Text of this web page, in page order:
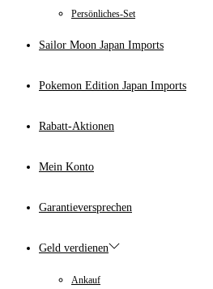
Persönliches-Set
Sailor Moon Japan Imports
Pokemon Edition Japan Imports
Rabatt-Aktionen
Mein Konto
Garantieversprechen
Geld verdienen
Ankauf